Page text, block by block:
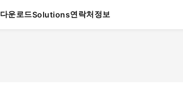
다운로드Solutions연락처 정보